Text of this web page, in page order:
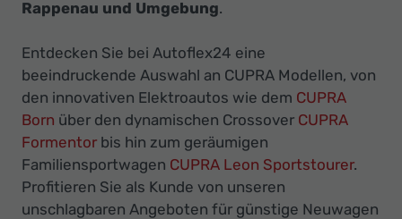
Rappenau und Umgebung.
Entdecken Sie bei Autoflex24 eine
beeindruckende Auswahl an CUPRA Modellen, von
den innovativen Elektroautos wie dem CUPRA
Born über den dynamischen Crossover CUPRA
Formentor bis hin zum geräumigen
Familiensportwagen CUPRA Leon Sportstourer.
Profitieren Sie als Kunde von unseren
unschlagbaren Angeboten für günstige Neuwagen